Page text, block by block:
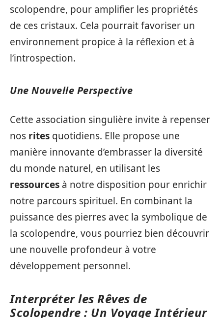
scolopendre, pour amplifier les propriétés
de ces cristaux. Cela pourrait favoriser un
environnement propice à la réflexion et à
l’introspection.
Une Nouvelle Perspective
Cette association singulière invite à repenser
nos rites quotidiens. Elle propose une
manière innovante d’embrasser la diversité
du monde naturel, en utilisant les
ressources à notre disposition pour enrichir
notre parcours spirituel. En combinant la
puissance des pierres avec la symbolique de
la scolopendre, vous pourriez bien découvrir
une nouvelle profondeur à votre
développement personnel.
Interpréter les Rêves de
Scolopendre : Un Voyage Intérieur